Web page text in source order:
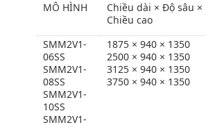
MÔ HÌNH
Chiều dài × Độ sâu ×
Chiều cao
SMM2V1-
06SS
SMM2V1-
08SS
SMM2V1-
10SS
SMM2V1-
1875 × 940 × 1350
2500 × 940 × 1350
3125 × 940 × 1350
3750 × 940 × 1350